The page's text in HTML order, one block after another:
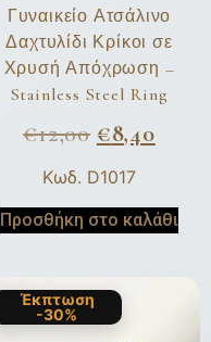
Γυναικείο Ατσάλινο
Δαχτυλίδι Κρίκοι σε
Χρυσή Απόχρωση –
Stainless Steel Ring
€12,00 €8,40
Κωδ. D1017
Προσθήκη στο καλάθι
Έκπτωση
-30%